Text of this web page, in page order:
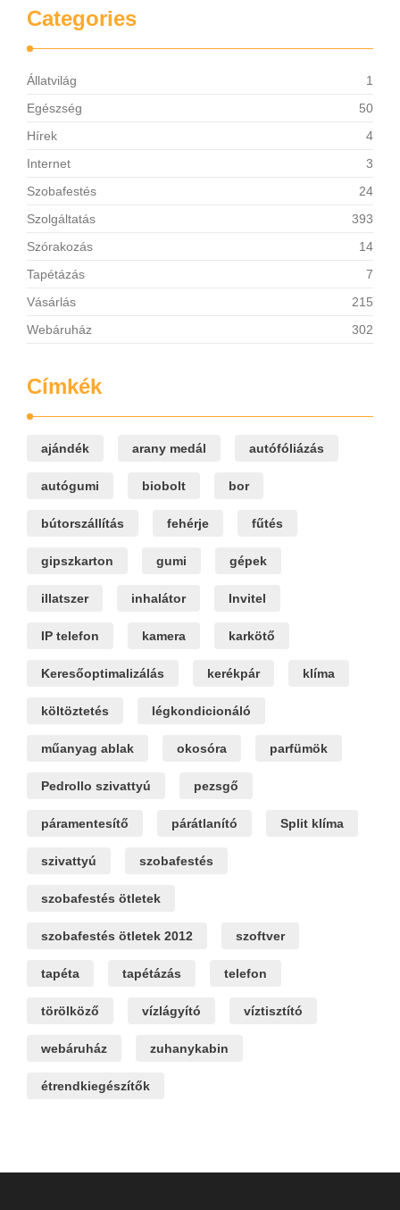
Categories
Állatvilág
1
Egészség
50
Hírek
4
Internet
3
Szobafestés
24
Szolgáltatás
393
Szórakozás
14
Tapétázás
7
Vásárlás
215
Webáruház
302
Címkék
ajándék arany medál autófóliázás
autógumi biobolt bor
bútorszállítás fehérje fűtés
gipszkarton gumi gépek
illatszer inhalátor Invitel
IP telefon kamera karkötő
Keresőoptimalizálás kerékpár klíma
költöztetés légkondicionáló
műanyag ablak okosóra parfümök
Pedrollo szivattyú pezsgő
páramentesítő párátlanító Split klíma
szivattyú szobafestés
szobafestés ötletek
szobafestés ötletek 2012 szoftver
tapéta tapétázás telefon
törölköző vízlágyító víztisztító
webáruház zuhanykabin
étrendkiegészítők